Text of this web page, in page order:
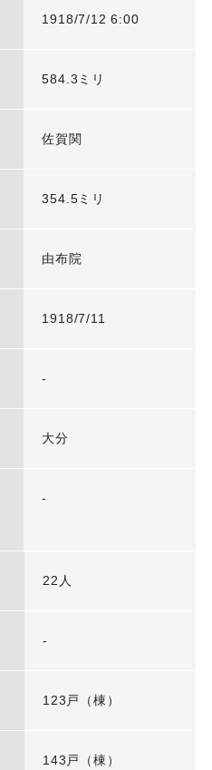
1918/7/12 6:00
584.3ミリ
佐賀関
354.5ミリ
由布院
1918/7/11
-
大分
-
22人
-
123戸（棟）
143戸（棟）